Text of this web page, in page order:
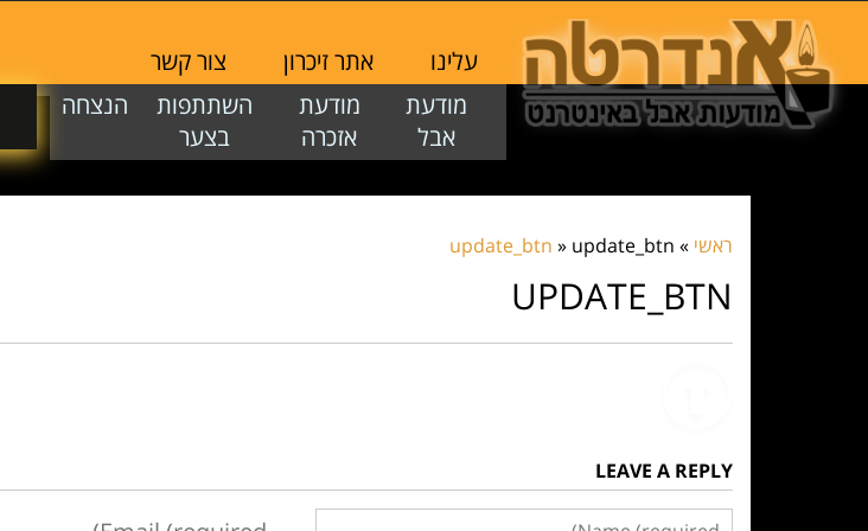
עלינו אתר זיכרון
צור קשר
מודעת
אבל
מודעת
אזכרה
השתתפות
בצער
הנצחה
ראשי »
update_btn » update_btn
UPDATE_BTN
LEAVE A REPLY